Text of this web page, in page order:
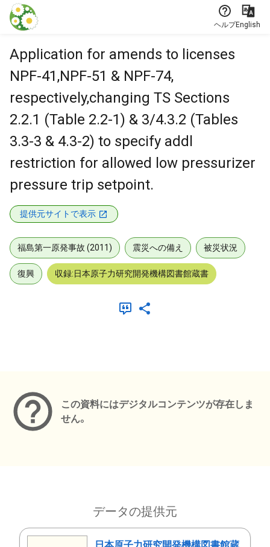
本文に飛ぶ
ヘルプEnglish
Application for amends to licenses
NPF-41,NPF-51 & NPF-74,
respectively,changing TS Sections
2.2.1 (Table 2.2-1) & 3/4.3.2 (Tables
3.3-3 & 4.3-2) to specify addl
restriction for allowed low pressurizer
pressure trip setpoint.
提供元サイトで表示
福島第一原発事故 (2011) 震災への備え 被災状況
復興 収録:日本原子力研究開発機構図書館蔵書
この資料にはデジタルコンテンツが存在しま
せん。
データの提供元